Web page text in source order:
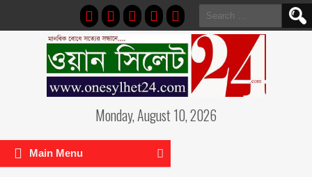
Search
for:
Monday, August 10, 2026
Main Menu